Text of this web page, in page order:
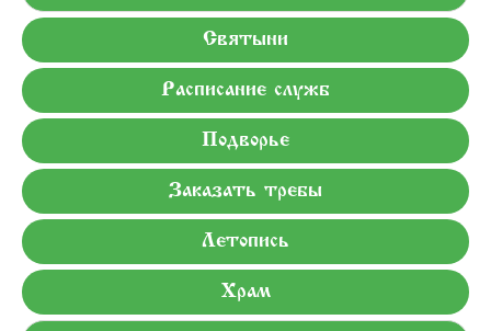
Святыни
Расписание служб
Подворье
Заказать требы
Летопись
Храм